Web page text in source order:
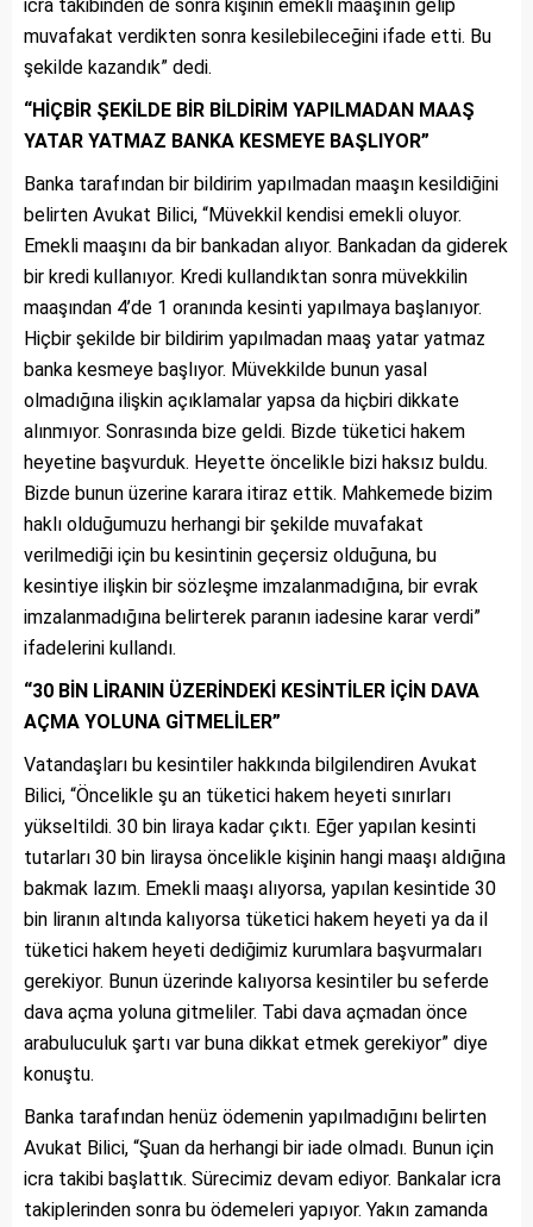
icra takibinden de sonra kişinin emekli maaşının gelip
muvafakat verdikten sonra kesilebileceğini ifade etti. Bu
şekilde kazandık” dedi.
“HİÇBİR ŞEKİLDE BİR BİLDİRİM YAPILMADAN MAAŞ
YATAR YATMAZ BANKA KESMEYE BAŞLIYOR”
Banka tarafından bir bildirim yapılmadan maaşın kesildiğini
belirten Avukat Bilici, “Müvekkil kendisi emekli oluyor.
Emekli maaşını da bir bankadan alıyor. Bankadan da giderek
bir kredi kullanıyor. Kredi kullandıktan sonra müvekkilin
maaşından 4’de 1 oranında kesinti yapılmaya başlanıyor.
Hiçbir şekilde bir bildirim yapılmadan maaş yatar yatmaz
banka kesmeye başlıyor. Müvekkilde bunun yasal
olmadığına ilişkin açıklamalar yapsa da hiçbiri dikkate
alınmıyor. Sonrasında bize geldi. Bizde tüketici hakem
heyetine başvurduk. Heyette öncelikle bizi haksız buldu.
Bizde bunun üzerine karara itiraz ettik. Mahkemede bizim
haklı olduğumuzu herhangi bir şekilde muvafakat
verilmediği için bu kesintinin geçersiz olduğuna, bu
kesintiye ilişkin bir sözleşme imzalanmadığına, bir evrak
imzalanmadığına belirterek paranın iadesine karar verdi”
ifadelerini kullandı.
“30 BİN LİRANIN ÜZERİNDEKİ KESİNTİLER İÇİN DAVA
AÇMA YOLUNA GİTMELİLER”
Vatandaşları bu kesintiler hakkında bilgilendiren Avukat
Bilici, “Öncelikle şu an tüketici hakem heyeti sınırları
yükseltildi. 30 bin liraya kadar çıktı. Eğer yapılan kesinti
tutarları 30 bin liraysa öncelikle kişinin hangi maaşı aldığına
bakmak lazım. Emekli maaşı alıyorsa, yapılan kesintide 30
bin liranın altında kalıyorsa tüketici hakem heyeti ya da il
tüketici hakem heyeti dediğimiz kurumlara başvurmaları
gerekiyor. Bunun üzerinde kalıyorsa kesintiler bu seferde
dava açma yoluna gitmeliler. Tabi dava açmadan önce
arabuluculuk şartı var buna dikkat etmek gerekiyor” diye
konuştu.
Banka tarafından henüz ödemenin yapılmadığını belirten
Avukat Bilici, “Şuan da herhangi bir iade olmadı. Bunun için
icra takibi başlattık. Sürecimiz devam ediyor. Bankalar icra
takiplerinden sonra bu ödemeleri yapıyor. Yakın zamanda